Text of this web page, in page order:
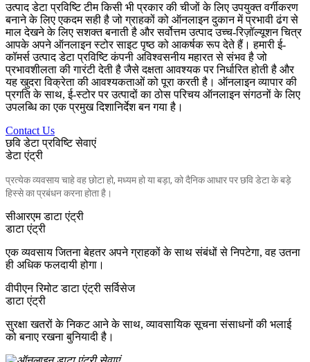
उत्पाद डेटा प्रविष्टि टीम किसी भी प्रकार की चीजों के लिए उपयुक्त वर्गीकरण
बनाने के लिए एकदम सही है जो ग्राहकों को ऑनलाइन दुकान में प्रभावी ढंग से
माल देखने के लिए सशक्त बनाती है और सर्वोत्तम उत्पाद उच्च-रिज़ॉल्यूशन चित्र
आपके अपने ऑनलाइन स्टोर साइट पृष्ठ को आकर्षक रूप देते हैं। हमारी ई-
कॉमर्स उत्पाद डेटा प्रविष्टि कंपनी अविश्वसनीय महारत से संभव है जो
प्रभावशीलता की गारंटी देती है जैसे दक्षता आवश्यक पर निर्धारित होती है और
यह खुदरा विक्रेता की आवश्यकताओं को पूरा करती है। ऑनलाइन व्यापार की
प्रगति के साथ, ई-स्टोर पर उत्पादों का ठोस परिचय ऑनलाइन संगठनों के लिए
उपलब्धि का एक प्रमुख दिशानिर्देश बन गया है।
Contact Us
छवि डेटा प्रविष्टि सेवाएं
डेटा एंट्री
प्रत्येक व्यवसाय चाहे वह छोटा हो, मध्यम हो या बड़ा, को दैनिक आधार पर छवि डेटा के बड़े
हिस्से का प्रबंधन करना होता है।
सीआरएम डाटा एंट्री
डाटा एंट्री
एक व्यवसाय जितना बेहतर अपने ग्राहकों के साथ संबंधों से निपटेगा, वह उतना
ही अधिक फलदायी होगा।
वीपीएन रिमोट डाटा एंट्री सर्विसेज
डाटा एंट्री
सुरक्षा खतरों के निकट आने के साथ, व्यावसायिक सूचना संसाधनों की भलाई
को बनाए रखना बुनियादी है।